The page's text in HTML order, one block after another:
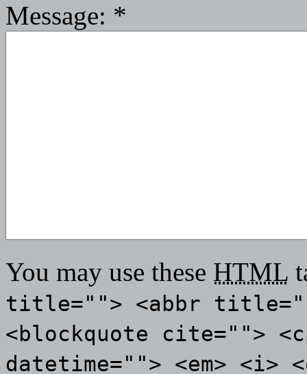
Message: *
You may use these HTML
title=""> <abbr
<blockquote cite="">
datetime=""> <em> <i>